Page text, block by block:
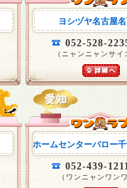
ヨシヅヤ名古屋
052-528-
（ニャンニャンサイ
ホームセンターバロー
052-439-
（ワンニャンワンワ